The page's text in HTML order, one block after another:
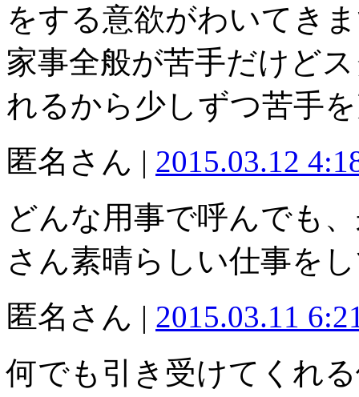
をする意欲がわいてき
家事全般が苦手だけど
れるから少しずつ苦手
匿名さん | 2015.03.12
どんな用事で呼んでも
さん素晴らしい仕事を
匿名さん | 2015.03.11
何でも引き受けてくれ